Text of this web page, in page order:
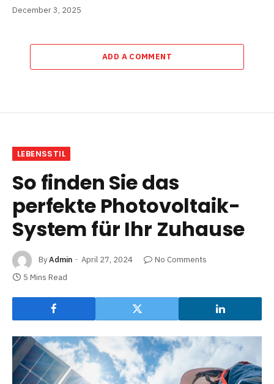
December 3, 2025
ADD A COMMENT
LEBENSSTIL
So finden Sie das
perfekte Photovoltaik-
System für Ihr Zuhause
ByAdmin April 27, 2024
No Comments
5 Mins Read